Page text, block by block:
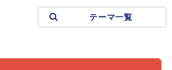
テーマ一覧